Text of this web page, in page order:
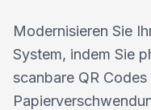
Modernisieren Sie
System, indem Sie
scanbare QR